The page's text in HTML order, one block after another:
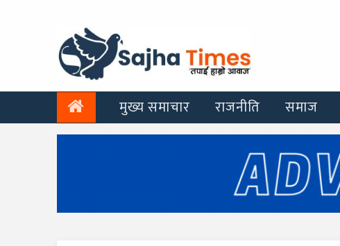
मुख्य समाचार राजनीति समाज